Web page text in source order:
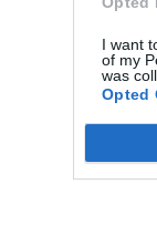
I want
of my
was
Opted
tra i 30 convocabili
–
appassionato vero."
per crescere:
e umano.